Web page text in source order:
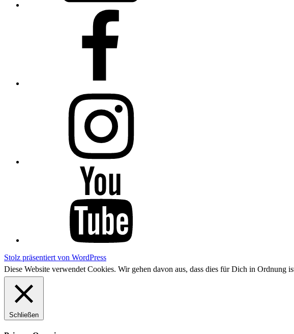
Stolz präsentiert von WordPress
Diese Website verwendet Cookies. Wir gehen davon aus, dass dies für Dich in Ordnung
Schließen